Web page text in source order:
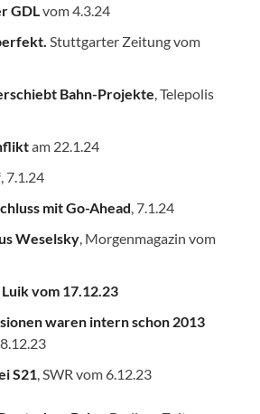
GDL vom 4.3.24
Stuttgarter Zeitung vom
Bahn-Projekte , Telepolis
am 22.1.24
, 7.1.24
mit Go-Ahead , 7.1.24
Weselsky , Morgenmagazin vom
vom 17.12.23
waren intern schon 2013
8.12.23
S21 , SWR vom 6.12.23